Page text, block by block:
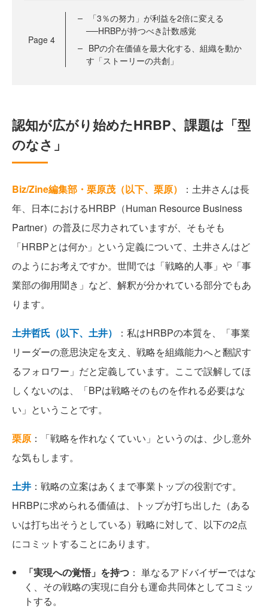
Page 4
「3％の努力」が利益を2倍に変える
──HRBPが持つべき計数感覚
BPの介在価値を最大化する、組織を動か
す「ストーリーの共創」
認知が広がり始めたHRBP、課題は「型
のなさ」
Biz/Zine編集部・栗原茂（以下、栗原）
：土井さんは長
年、日本におけるHRBP（Human Resource Business
Partner）の普及に尽力されていますが、そもそも
「HRBPとは何か」という定義について、土井さんはど
のようにお考えですか。世間では「戦略的人事」や「事
業部の御用聞き」など、解釈が分かれている部分でもあ
ります。
土井哲氏（以下、土井）
：私はHRBPの本質を、「事業
リーダーの意思決定を支え、戦略を組織能力へと翻訳す
るフォロワー」だと定義しています。ここで誤解してほ
しくないのは、「BPは戦略そのものを作れる必要はな
い」ということです。
栗原 ：「戦略を作れなくていい」というのは、少し意外
な気もします。
土井 ：戦略の立案はあくまで事業トップの役割です。
HRBPに求められる価値は、トップが打ち出した（ある
いは打ち出そうとしている）戦略に対して、以下の2点
にコミットすることにあります。
「実現への覚悟」を持つ ： 単なるアドバイザーではな
く、その戦略の実現に自分も運命共同体としてコミッ
トする。